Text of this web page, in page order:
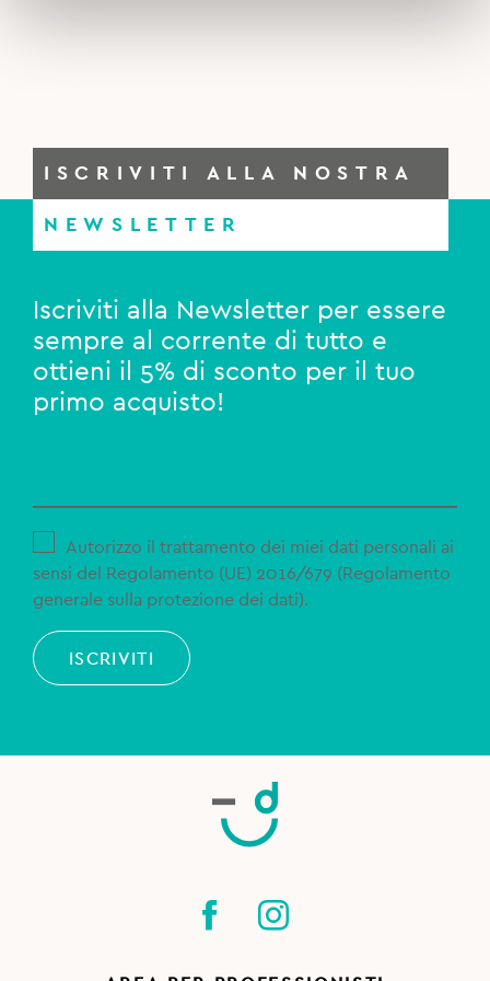
ISCRIVITI ALLA NOSTRA
NEWSLETTER
Iscriviti alla Newsletter per essere
sempre al corrente di tutto e
ottieni il 5% di sconto per il tuo
primo acquisto!
Autorizzo il trattamento dei miei dati personali ai
sensi del Regolamento (UE) 2016/679 (Regolamento
generale sulla protezione dei dati).
ISCRIVITI